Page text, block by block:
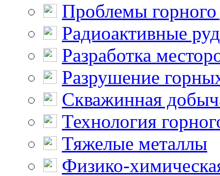
Проблемы горного
Радиоактивные
Разработка
Разрушение
Скважинная
Технология
Тяжелые металлы
Физико-